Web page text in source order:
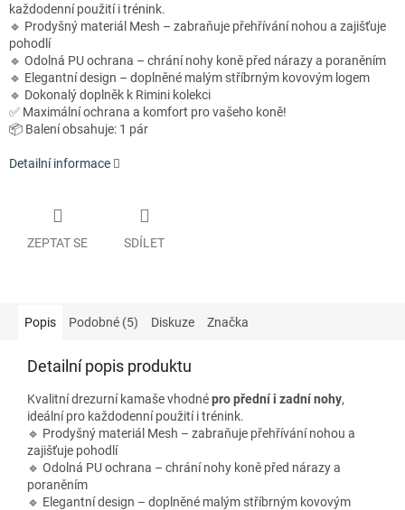
každodenní použití i trénink.
🔹 Prodyšný materiál Mesh – zabraňuje přehřívání nohou a zajišťuje
pohodlí
🔹 Odolná PU ochrana – chrání nohy koně před nárazy a poraněním
🔹 Elegantní design – doplněné malým stříbrným kovovým logem
🔹 Dokonalý doplněk k Rimini kolekci
✅ Maximální ochrana a komfort pro vašeho koně!
📦 Balení obsahuje: 1 pár
Detailní informace
ZEPTAT SE SDÍLET
Popis Podobné (5) Diskuze Značka
Detailní popis produktu
Kvalitní drezurní kamaše vhodnépro přední i zadní nohy,
ideální pro každodenní použití i trénink.
🔹 Prodyšný materiál Mesh – zabraňuje přehřívání nohou a
zajišťuje pohodlí
🔹 Odolná PU ochrana – chrání nohy koně před nárazy a
poraněním
🔹 Elegantní design – doplněné malým stříbrným kovovým